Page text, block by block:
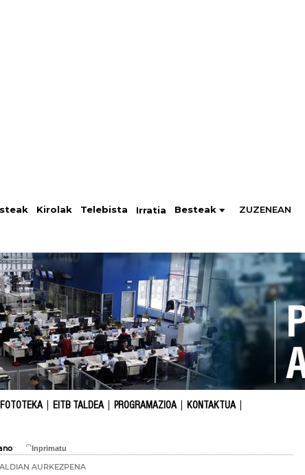
Kirolak Telebista Irratia Besteak ZUZENEAN
FOTOTEKA EITB TALDEA PROGRAMAZIOA KONTAKTUA
AURKEZPENA